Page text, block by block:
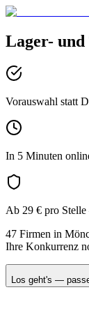
Lager-
Vorauswahl statt
In 5 Minuten
Ab 29 € pro Stelle
47 Firmen in
Ihre Konkurrenz
Los geht's —